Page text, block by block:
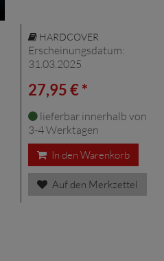
HARDCOVER
Erscheinungsdatum:
31.03.2025
27,95 € *
lieferbar innerhalb von
3-4 Werktagen
In den Warenkorb
Auf den Merkzettel